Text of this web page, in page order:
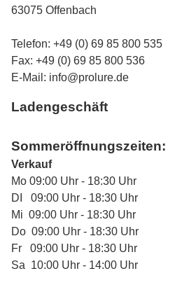
63075 Offenbach
Telefon: +49 (0) 69 85 800 535
Fax: +49 (0) 69 85 800 536
E-Mail: info@prolure.de
Ladengeschäft
Sommeröffnungszeiten:
Verkauf
Mo 09:00 Uhr - 18:30 Uhr
DI 09:00 Uhr - 18:30 Uhr
Mi 09:00 Uhr - 18:30 Uhr
Do 09:00 Uhr - 18:30 Uhr
Fr 09:00 Uhr - 18:30 Uhr
Sa 10:00 Uhr - 14:00 Uhr